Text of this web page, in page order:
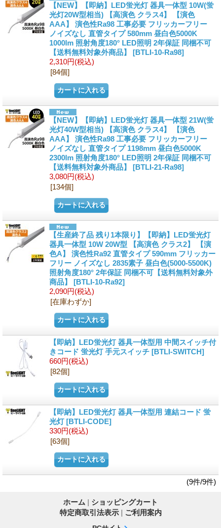
【NEW】【即納】LED蛍光灯 器具一体型 10W(蛍
光灯20W型相当) 【高演色 クラス4】 【演色
AAA】 演色性Ra98 工事必要 フリッカーフリー
ノイズなし 直管タイプ 580mm 昼白色5000K
1000lm 照射角度180° LED照明 2年保証 同梱不可
【送料無料対象外商品】 [BTLI-10-Ra98]
2,310円(税込)
[84個]
【NEW】【即納】LED蛍光灯 器具一体型 21W(蛍
光灯40W型相当) 【高演色 クラス4】 【演色
AAA】 演色性Ra98 工事必要 フリッカーフリー
ノイズなし 直管タイプ 1198mm 昼白色5000K
2300lm 照射角度180° LED照明 2年保証 同梱不可
【送料無料対象外商品】 [BTLI-21-Ra98]
3,080円(税込)
[134個]
【生産終了品 残り1本限り】【即納】LED蛍光灯
器具一体型 10W 20W型 【高演色 クラス2】 【演
色A】 演色性Ra92 直管タイプ 590mm フリッカー
フリー ノイズなし 2835素子 昼白色(5000-5500K)
照射角度180° 2年保証 同梱不可【送料無料対象外
商品】 [BTLI-10-Ra92]
2,090円(税込)
[在庫わずか]
【即納】LED蛍光灯 器具一体型用 中間スイッチ付
きコード 蛍光灯 手元スイッチ [BTLI-SWITCH]
660円(税込)
[82個]
【即納】LED蛍光灯 器具一体型用 連結コード 蛍
光灯[BTLI-CODE]
330円(税込)
[63個]
(9件/9件)
ホーム | ショッピングカート
特定商取引法表示 | ご利用案内